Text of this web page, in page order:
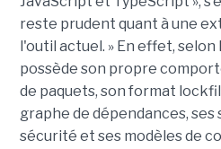
reste prudent quant à une
l'outil actuel. » En effet,
possède son propre
de paquets, son format
graphe de dépendances, ses
sécurité et ses modèles de